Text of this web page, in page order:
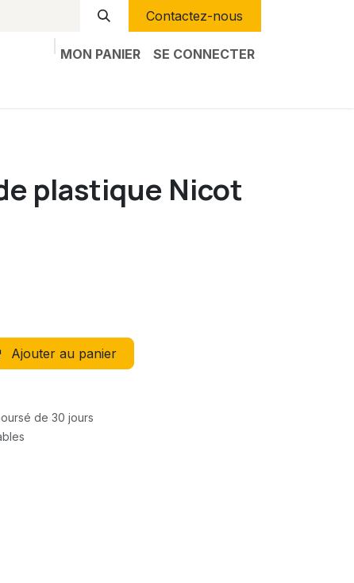
Contactez-nous
MON PANIER
SE CONNECTER
plastique Nicot
Ajouter au panier
de 30 jours